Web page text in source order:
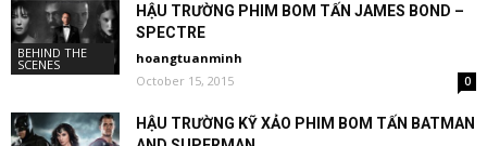
BEHIND THE
SCENES
HẬU TRƯỜNG PHIM BOM TẤN JAMES BOND –
SPECTRE
hoangtuanminh
October 15, 2015
0
HẬU TRƯỜNG KỸ XẢO PHIM BOM TẤN BATMAN